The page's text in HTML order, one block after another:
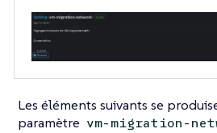
Les éléments suivants se
paramètre vm-migration-